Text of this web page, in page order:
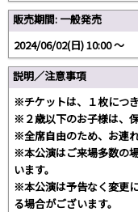
販売期間: 一般発売
2024/06/02(日) 10:00 〜
説明／注意事項
※チケットは、１枚につ
※２歳以下のお子様は、
※全席自由のため、お連
※本公演はご来場多数の
います。
※本公演は予告なく変更
る場合がございます。